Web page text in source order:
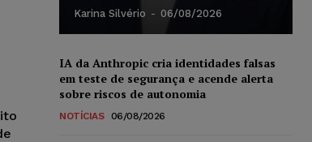
Karina Silvério - 06/08/2026
IA da Anthropic cria identidades falsas
em teste de segurança e acende alerta
sobre riscos de autonomia
NOTÍCIAS 06/08/2026